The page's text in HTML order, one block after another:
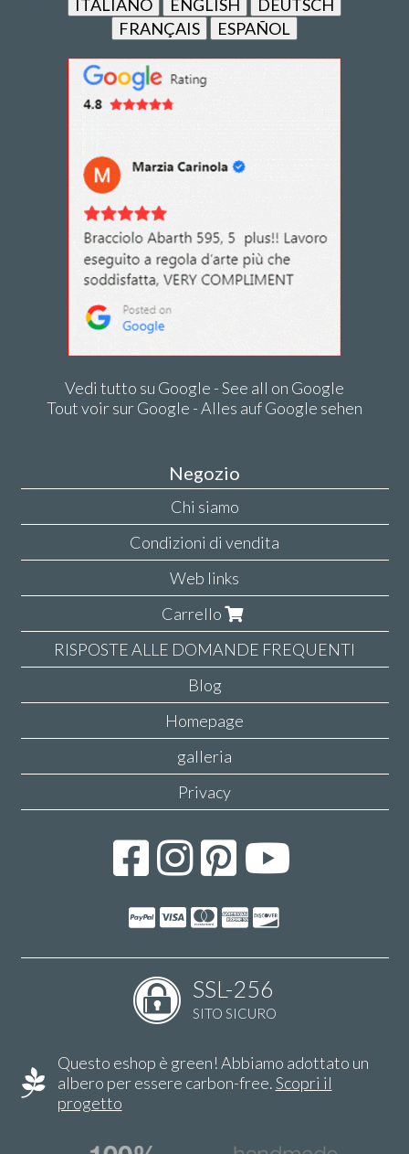
ITALIANO ENGLISH
DEUTSCH
FRANÇAIS
ESPAÑOL
Vedi tutto su Google - See all on Google
Tout voir sur Google - Alles auf Google sehen
Negozio
Chi siamo
Condizioni di vendita
Web links
Carrello
RISPOSTE ALLE DOMANDE FREQUENTI
Blog
Homepage
galleria
Privacy
SSL-256
SITO SICURO
Questo eshop è green! Abbiamo adottato un
albero per essere carbon-free.Scopri il
progetto